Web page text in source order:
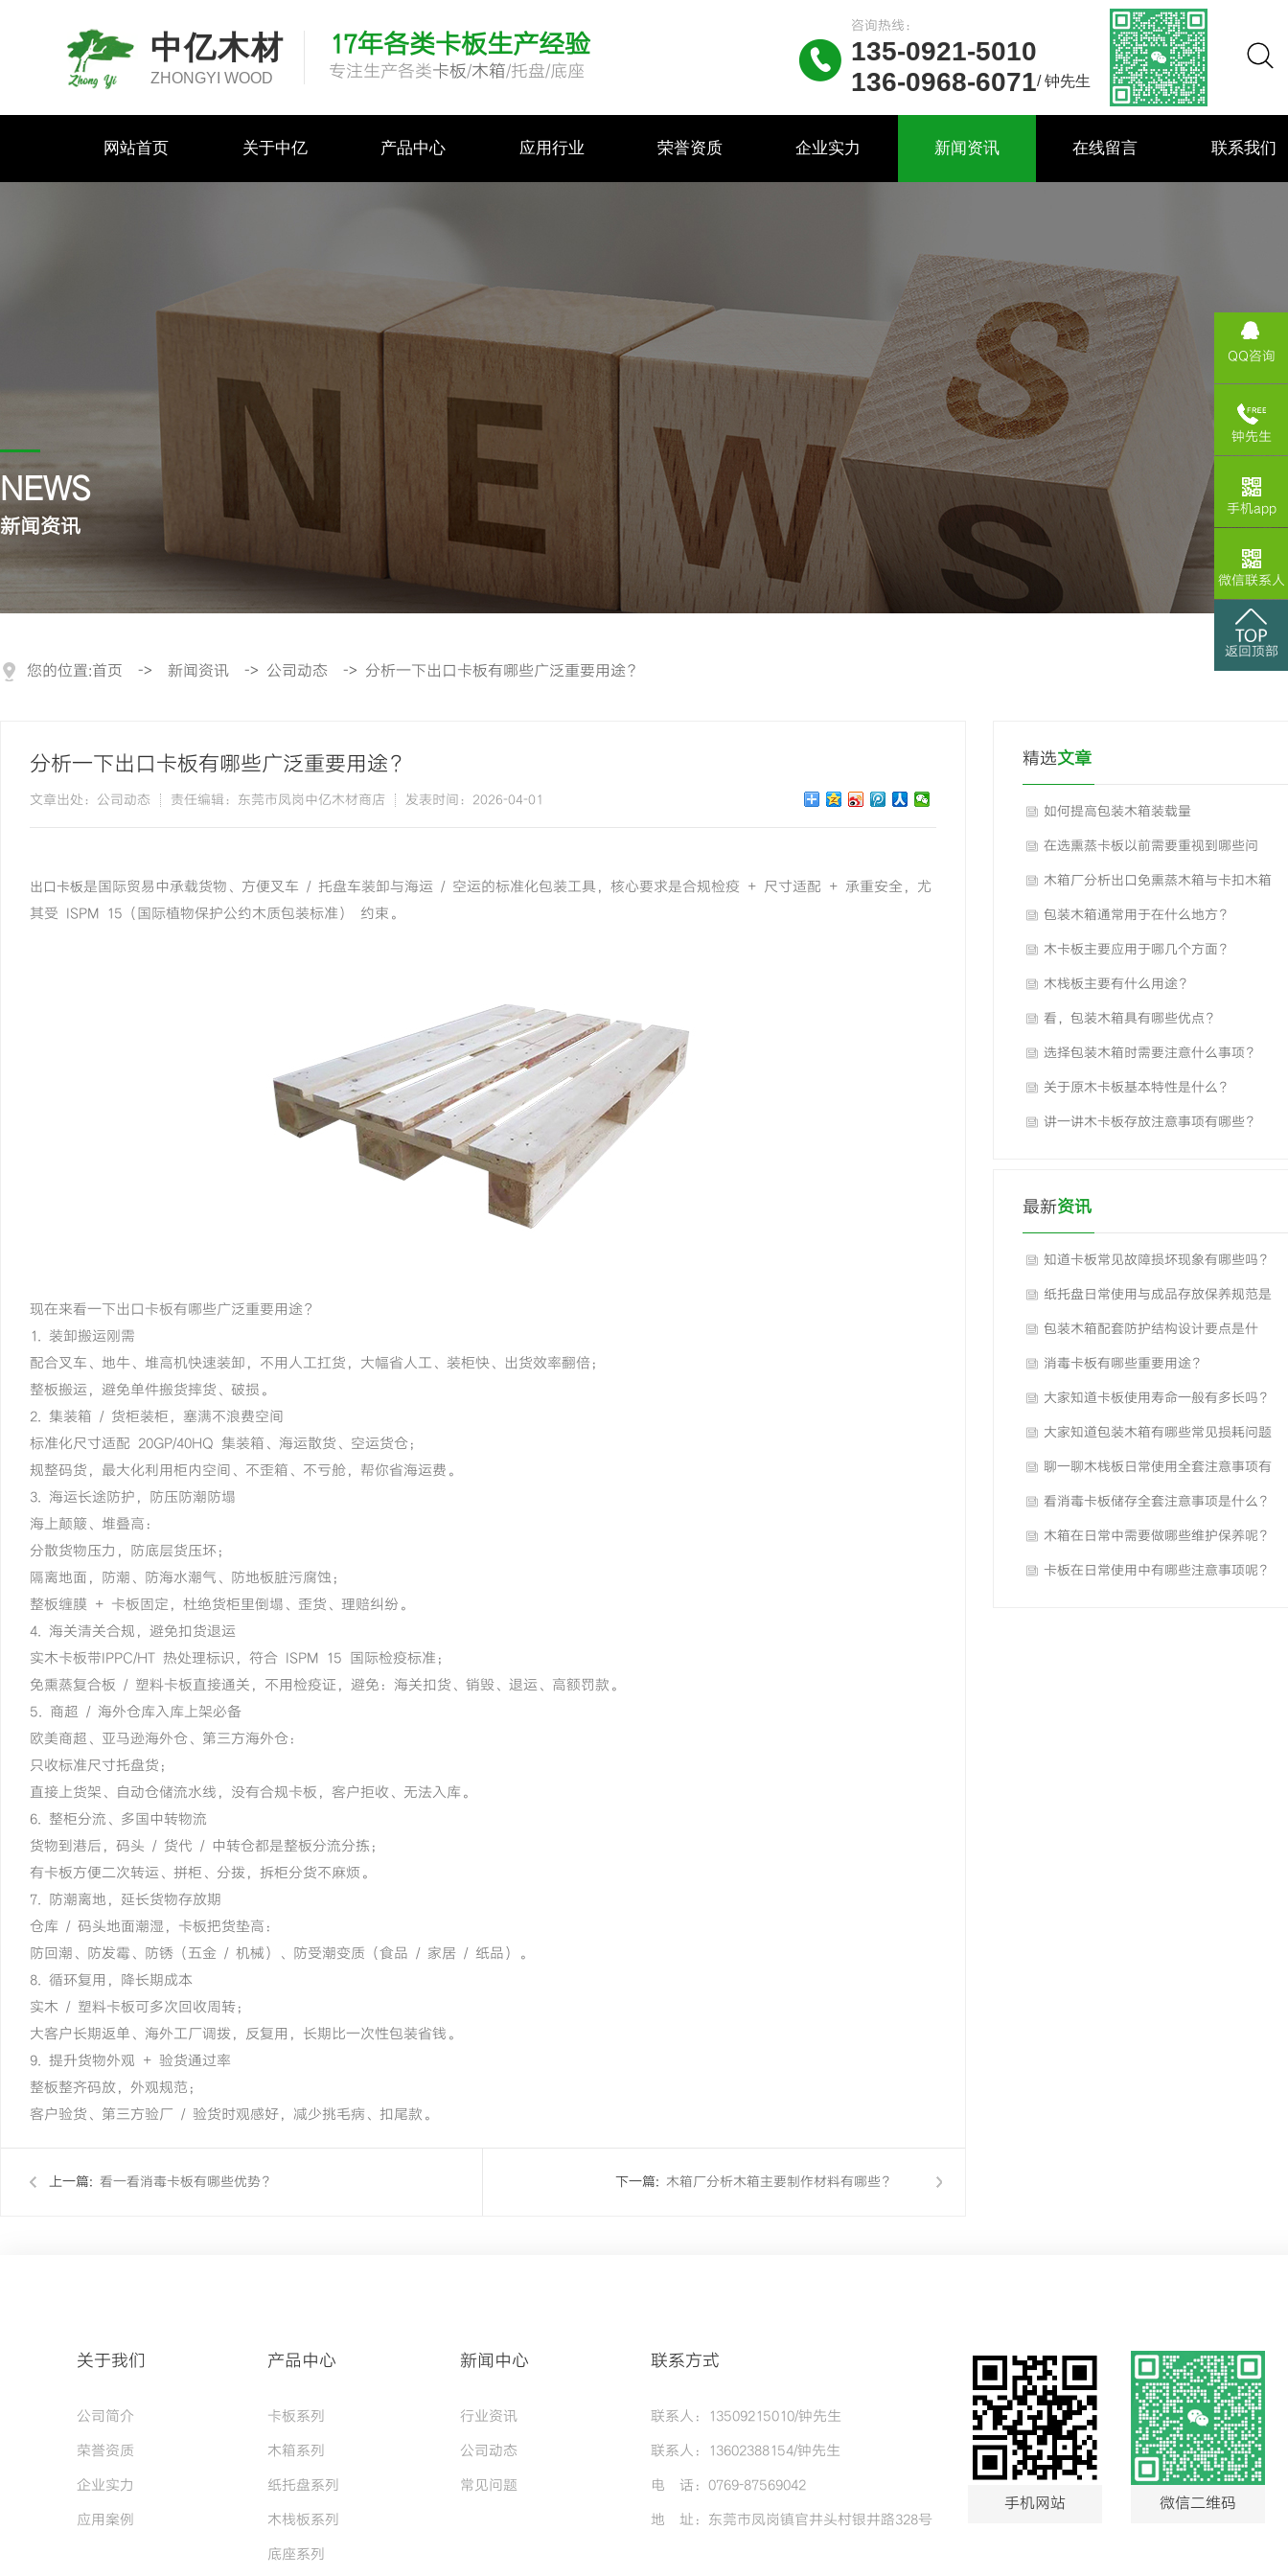
中亿木材
ZHONGYI WOOD
17年各类卡板生产经验
专注生产各类卡板/木箱/托盘/底座 
咨询热线：
135-0921-5010
136-0968-6071/ 钟先生
网站首页 关于中亿 产品中心 应用行业 荣誉资质 企业实力 新闻资讯 在线留言 联系我们
NEWS
新闻资讯
您的位置:首页 -> 新闻资讯 -> 公司动态 -> 分析一下出口卡板有哪些广泛重要用途？
分析一下出口卡板有哪些广泛重要用途？
文章出处：公司动态 责任编辑：东莞市凤岗中亿木材商店 发表时间：2026-04-01
出口卡板是国际贸易中承载货物、方便叉车 / 托盘车装卸与海运 / 空运的标准化包装工具，核心要求是合规检疫 + 尺寸适配 + 承重安全，尤
其受 ISPM 15（国际植物保护公约木质包装标准） 约束。
现在来看一下出口卡板有哪些广泛重要用途？
1. 装卸搬运刚需
配合叉车、地牛、堆高机快速装卸，不用人工扛货，大幅省人工、装柜快、出货效率翻倍；
整板搬运，避免单件搬货摔货、破损。
2. 集装箱 / 货柜装柜，塞满不浪费空间
标准化尺寸适配 20GP/40HQ 集装箱、海运散货、空运货仓；
规整码货，最大化利用柜内空间、不歪箱、不亏舱，帮你省海运费。
3. 海运长途防护，防压防潮防塌
海上颠簸、堆叠高：
分散货物压力，防底层货压坏；
隔离地面，防潮、防海水潮气、防地板脏污腐蚀；
整板缠膜 + 卡板固定，杜绝货柜里倒塌、歪货、理赔纠纷。
4. 海关清关合规，避免扣货退运
实木卡板带IPPC/HT 热处理标识，符合 ISPM 15 国际检疫标准；
免熏蒸复合板 / 塑料卡板直接通关，不用检疫证，避免：海关扣货、销毁、退运、高额罚款。
5. 商超 / 海外仓库入库上架必备
欧美商超、亚马逊海外仓、第三方海外仓：
只收标准尺寸托盘货；
直接上货架、自动仓储流水线，没有合规卡板，客户拒收、无法入库。
6. 整柜分流、多国中转物流
货物到港后，码头 / 货代 / 中转仓都是整板分流分拣；
有卡板方便二次转运、拼柜、分拨，拆柜分货不麻烦。
7. 防潮离地，延长货物存放期
仓库 / 码头地面潮湿，卡板把货垫高：
防回潮、防发霉、防锈（五金 / 机械）、防受潮变质（食品 / 家居 / 纸品）。
8. 循环复用，降长期成本
实木 / 塑料卡板可多次回收周转；
大客户长期返单、海外工厂调拨，反复用，长期比一次性包装省钱。
9. 提升货物外观 + 验货通过率
整板整齐码放，外观规范；
客户验货、第三方验厂 / 验货时观感好，减少挑毛病、扣尾款。
上一篇: 看一看消毒卡板有哪些优势？ 下一篇: 木箱厂分析木箱主要制作材料有哪些？
精选文章
如何提高包装木箱装载量
在选熏蒸卡板以前需要重视到哪些问
题？
木箱厂分析出口免熏蒸木箱与卡扣木箱
的区别对比？
包装木箱通常用于在什么地方？
木卡板主要应用于哪几个方面？
木栈板主要有什么用途？
看，包装木箱具有哪些优点？
选择包装木箱时需要注意什么事项？
关于原木卡板基本特性是什么？
讲一讲木卡板存放注意事项有哪些？
最新资讯
知道卡板常见故障损坏现象有哪些吗？
纸托盘日常使用与成品存放保养规范是
什么？
包装木箱配套防护结构设计要点是什
么？
消毒卡板有哪些重要用途？
大家知道卡板使用寿命一般有多长吗？
大家知道包装木箱有哪些常见损耗问题
吗？
聊一聊木栈板日常使用全套注意事项有
哪些？
看消毒卡板储存全套注意事项是什么？
木箱在日常中需要做哪些维护保养呢？
卡板在日常使用中有哪些注意事项呢？
关于我们
公司简介
荣誉资质
企业实力
应用案例
产品中心
卡板系列
木箱系列
纸托盘系列
木栈板系列
底座系列
新闻中心
行业资讯
公司动态
常见问题
联系方式
联系人：13509215010/钟先生
联系人：13602388154/钟先生
电 话：0769-87569042
地 址：东莞市凤岗镇官井头村银井路328号
手机网站 微信二维码
QQ咨询
钟先生
手机app
微信联系人
返回顶部